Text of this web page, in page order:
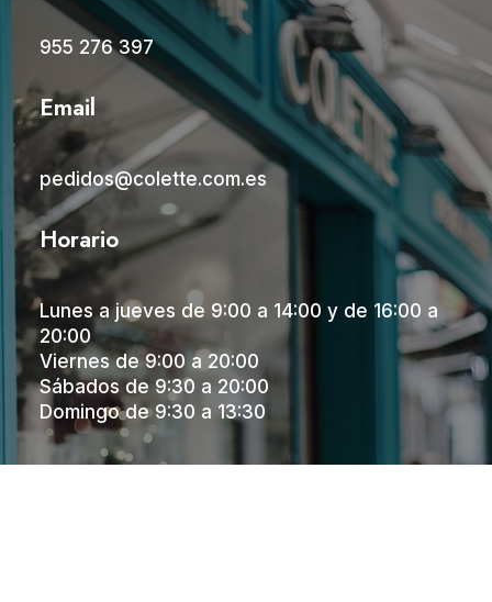
955 276 397
Email
pedidos@colette.com.es
Horario
Lunes a jueves de 9:00 a 14:00 y de 16:00 a
20:00
Viernes de 9:00 a 20:00
Sábados de 9:30 a 20:00
Domingo de 9:30 a 13:30